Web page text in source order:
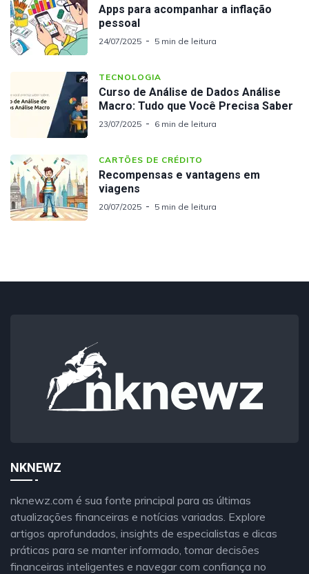
Apps para acompanhar a inflação
pessoal
24/07/2025 5 min de leitura
TECNOLOGIA
Curso de Análise de Dados Análise
Macro: Tudo que Você Precisa Saber
23/07/2025 6 min de leitura
CARTÕES DE CRÉDITO
Recompensas e vantagens em
viagens
20/07/2025 5 min de leitura
NKNEWZ
nknewz.com é sua fonte principal para as últimas
atualizações financeiras e notícias variadas. Explore
artigos aprofundados, insights de especialistas e dicas
práticas para se manter informado, tomar decisões
financeiras inteligentes e navegar com confiança no